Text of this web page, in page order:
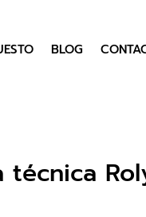
BLOG
técnica